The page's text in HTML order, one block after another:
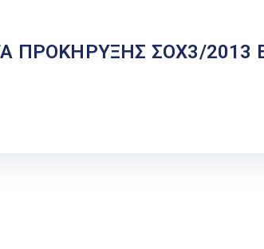
ΠΡΟΚΗΡΥΞΗΣ ΣΟΧ3/2013